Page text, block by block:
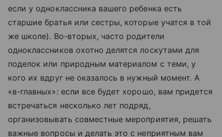
если у одноклассника вашего ребенка есть
старшие братья или сестры, которые учатся в той
же школе). Во-вторых, часто родители
одноклассников охотно делятся лоскутами для
поделок или природным материалом с теми, у
кого их вдруг не оказалось в нужный момент. А
«в-главных»: если все будет хорошо, вам придется
встречаться несколько лет подряд,
организовывать совместные мероприятия, решать
важные вопросы и делать это с неприятным вам